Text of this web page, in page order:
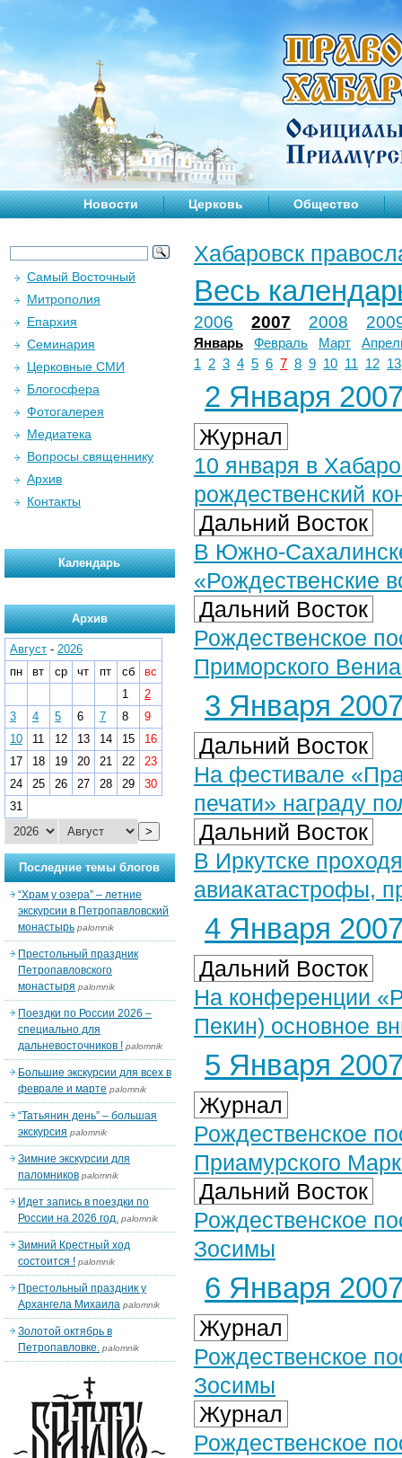
Новости Церковь Общество
Хабаровск
Весь
2006 2007 2008
Январь Февраль Март
1
2 3 4 5 6 7 8 9 10 11 12 13
2 Января 2007
Журнал
10 января в
рождественский
Дальний Восток
В Южно-
«Рождественские
Дальний Восток
Рождественское
Приморского
3 Января 2007
Дальний Восток
На фестивале
печати» награду
Дальний Восток
В Иркутске
авиакатастрофы,
4 Января 2007
Дальний Восток
На конференции
Пекин) основное
5 Января 2007
Журнал
Рождественское
Приамурского
Дальний Восток
Рождественское
Зосимы
6 Января 2007
Журнал
Рождественское
Зосимы
Журнал
Рождественское
Самый Восточный
Митрополия
Епархия
Семинария
Церковные СМИ
Блогосфера
Фотогалерея
Медиатека
Вопросы священнику
Архив
Контакты
Календарь
Архив
Август - 2026
пн
вт ср чт пт сб
вс
1
2
3
4 5 6 7 8
9
10
11 12 13 14 15
16
17
18 19 20 21 22
23
24
25 26 27 28 29
30
31
>
Последние темы блогов
“Храм у озера” – летние
экскурсии в Петропавловский
монастырь palomnik
Престольный праздник
Петропавловского
монастыря palomnik
Поездки по России 2026 –
специально для
дальневосточников ! palomnik
Большие экскурсии для всех в
феврале и марте palomnik
“Татьянин день” – большая
экскурсия palomnik
Зимние экскурсии для
паломников palomnik
Идет запись в поездки по
России на 2026 год. palomnik
Зимний Крестный ход
состоится ! palomnik
Престольный праздник у
Архангела Михаила palomnik
Золотой октябрь в
Петропавловке. palomnik